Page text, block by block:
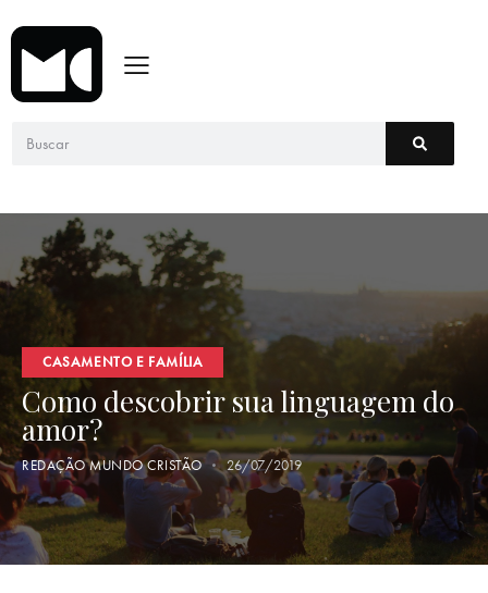
CASAMENTO E FAMÍLIA
Como descobrir sua linguagem do
amor?
REDAÇÃO MUNDO CRISTÃO 26/07/2019